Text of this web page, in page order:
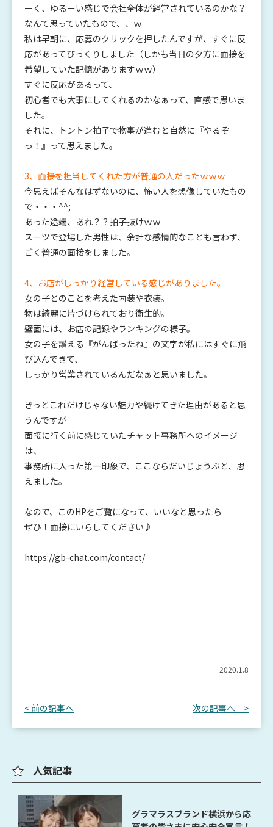
ーく、ゆるーい感じで会社全体が経営されているのかな？
なんて思っていたもので、、ｗ
私は早朝に、応募のクリックを押したんですが、すぐに反
応があってびっくりしました（しかも当日の夕方に面接を
希望していた記憶がありますｗｗ）
すぐに反応があるって、
初心者でも大事にしてくれるのかなぁって、直感で思いま
した。
それに、トントン拍子で物事が進むと自然に『やるぞ
っ！』って思えました。
3、面接を担当してくれた方が普通の人だったｗｗｗ
今思えばそんなはずないのに、怖い人を想像していたもの
で・・・^^;
あった途端、あれ？？拍子抜けｗｗ
スーツで登場した男性は、余計な感情的なことも言わず、
ごく普通の面接をしました。
4、お店がしっかり経営している感じがありました。
女の子とのことを考えた内装や衣装。
物は綺麗に片づけられており衛生的。
壁面には、お店の記録やランキングの様子。
女の子を讃える『がんばったね』の文字が私にはすぐに飛
び込んできて、
しっかり営業されているんだなぁと思いました。
きっとこれだけじゃない魅力や続けてきた理由があると思
うんですが
面接に行く前に感じていたチャット事務所へのイメージ
は、
事務所に入った第一印象で、ここならだいじょうぶと、思
えました。
なので、このHPをご覧になって、いいなと思ったら
ぜひ！面接にいらしてください♪
https://gb-chat.com/contact/
2020.1.8
< 前の記事へ 次の記事へ >
人気記事
グラマラスブランド横浜から応